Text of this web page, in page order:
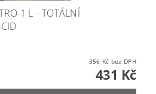
1 L - TOTÁLNÍ
356 Kč bez DPH
431 Kč